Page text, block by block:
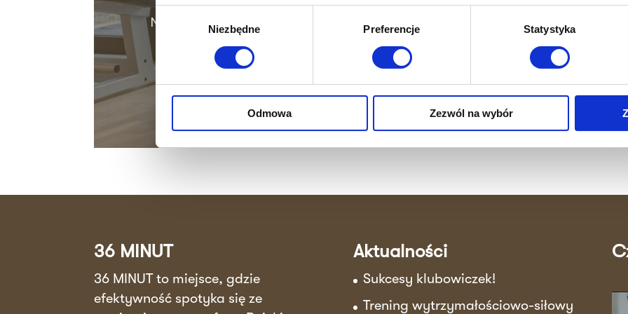
Niezbędne Preferencje Statystyka
Odmowa Zezwól na wybór
Nie czekaj dłużej! Skontaktuj się z nami już dziś i umów się na pierwszą
trenerem. Czas to efekt!
Zapisz się
36 MINUT
36 MINUT to miejsce, gdzie
efektywność spotyka się ze
Aktualności
Sukcesy klubowiczek!
Trening wytrzymałościowo-siłowy